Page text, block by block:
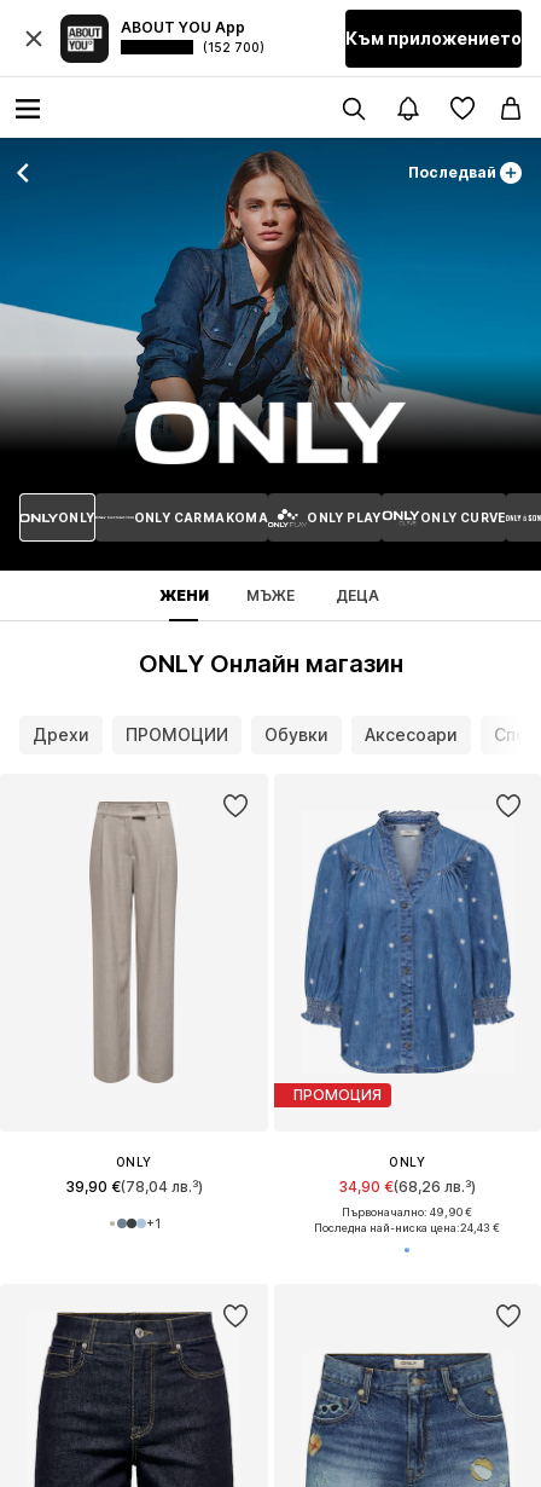
ABOUT YOU App
(152 700) Към приложението
Последвай
ONLY ONLY CARMAKOMA ONLY PLAY ONLY CURVE
ЖЕНИ МЪЖЕ ДЕЦА
ONLY Онлайн магазин
Дрехи ПРОМОЦИИ Обувки Аксесоари
ONLY
39,90 €(78,04 лв.³)
+1
ПРОМОЦИЯ
ONLY
34,90 €(68,26 лв.³)
Първоначално: 49,90 €
Последна най-ниска цена:24,43 €